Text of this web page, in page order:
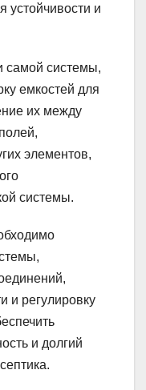
устойчивости и
самой системы,
емкостей для
их между
элементов,
системы.
и регулировку
и долгий